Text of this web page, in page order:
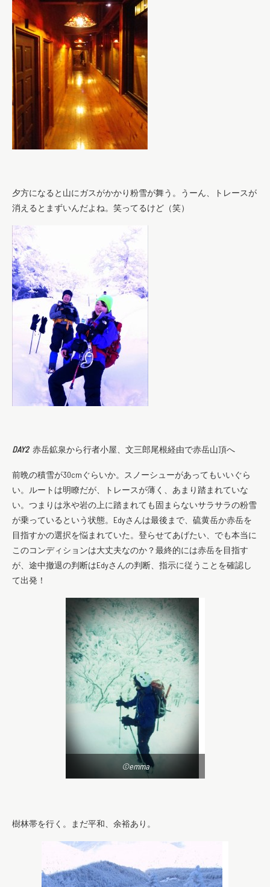
夕方になると山にガスがかかり粉雪が舞う。うーん、トレースが
消えるとまずいんだよね。笑ってるけど（笑）
DAY2 赤岳鉱泉から行者小屋、文三郎尾根経由で赤岳山頂へ
前晩の積雪が30cmぐらいか。スノーシューがあってもいいぐら
い。ルートは明瞭だが、トレースが薄く、あまり踏まれていな
い。つまりは氷や岩の上に踏まれても固まらないサラサラの粉雪
が乗っているという状態。Edyさんは最後まで、硫黄岳か赤岳を
目指すかの選択を悩まれていた。登らせてあげたい、でも本当に
このコンディションは大丈夫なのか？最終的には赤岳を目指す
が、途中撤退の判断はEdyさんの判断、指示に従うことを確認し
て出発！
©emma
樹林帯を行く。まだ平和、余裕あり。